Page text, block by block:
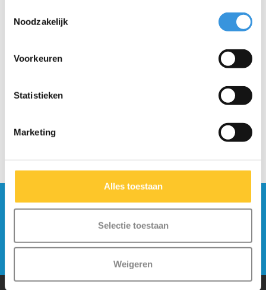
Noodzakelijk
Voorkeuren
Statistieken
Marketing
Alles toestaan
Selectie toestaan
Weigeren
Micro LED magneet
Tube LED lamp
Sprite/Speed/Rocket/Flex
Blijf op de hoogte en schrijf je in voor onze
Verstuur